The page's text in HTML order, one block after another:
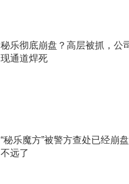
秘乐彻底崩盘？高层被抓，公
现通道焊死
“秘乐魔方”被警方查处已经崩盘
不远了